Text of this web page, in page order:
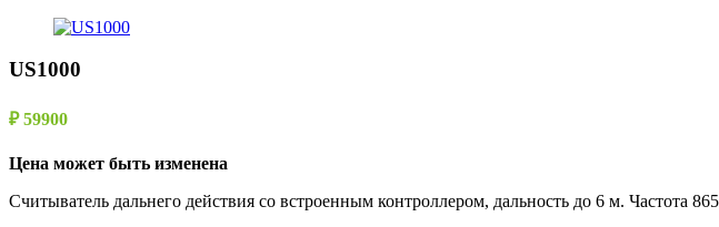
US1000
₽ 59900
Цена может быть изменена
Считыватель дальнего действия со встроенным контроллером, дальность до 6 м. Частота